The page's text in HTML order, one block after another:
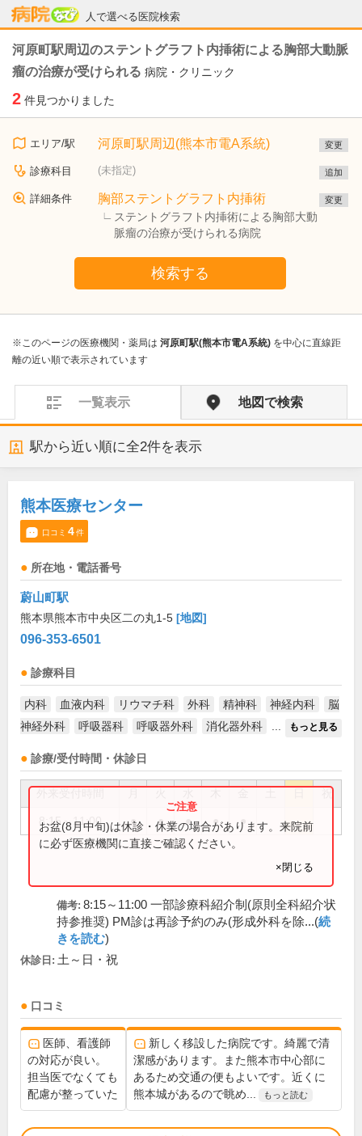
人で選べる医院検索
病院なび
河原町駅周辺のステントグラフト内挿術による胸部大動脈
瘤の治療が受けられる 病院・クリニック
2 件見つかりました
エリア/駅 河原町駅周辺(熊本市電A系統) 変更
診療科目 (未指定) 追加
詳細条件 胸部ステントグラフト内挿術
ステントグラフト内挿術による胸部大動
脈瘤の治療が受けられる病院
変更
検索する
※このページの医療機関・薬局は 河原町駅(熊本市電A系統) を中心に直線距
離の近い順で表示されています
一覧表示 地図で検索
駅から近い順に全2件を表示
熊本医療センター
口コミ 4件
所在地・電話番号
蔚山町駅
熊本県熊本市中央区二の丸1-5 [地図]
096-353-6501
診療科目
内科 血液内科 リウマチ科 外科 精神科 神経内科
脳
神経外科
呼吸器科 呼吸器外科 消化器外科 もっと見る
診療/受付時間・休診日
祝
8:15～11:00 ● ● ● ● ●
お盆(8月中旬)は休診・休業の場合があります。来院前
に必ず医療機関に直接ご確認ください。
×閉じる
備考: 8:15～11:00 一部診療科紹介制(原則全科紹介状
持参推奨) PM診は再診予約のみ(形成外科を除...(続
きを読む)
休診日: 土～日・祝
口コミ
医師、看護師
の対応が良い。
担当医でなくても
配慮が整っていた
新しく移設した病院です。綺麗で清
潔感があります。また熊本市中心部に
あるため交通の便もよいです。近くに
熊本城があるので眺め...
もっと読む